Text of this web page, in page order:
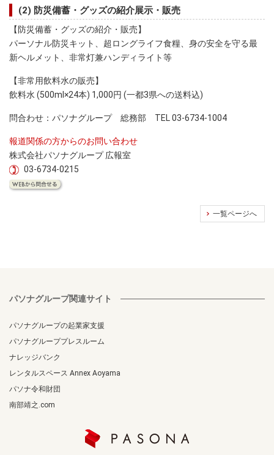
(2) 防災備蓄・グッズの紹介展示・販売
【防災備蓄・グッズの紹介・販売】
パーソナル防災キット、超ロングライフ食糧、身の安全を守る最
新ヘルメット、非常灯兼ハンディライト等
【非常用飲料水の販売】
飲料水 (500ml×24本) 1,000円 (一都3県への送料込)
問合わせ：パソナグループ 総務部 TEL 03-6734-1004
報道関係の方からのお問い合わせ
株式会社パソナグループ 広報室
03-6734-0215
一覧ページへ
パソナグループ関連サイト
パソナグループの起業家支援
パソナグループプレスルーム
ナレッジバンク
レンタルスペース Annex Aoyama
パソナ令和財団
南部靖之.com